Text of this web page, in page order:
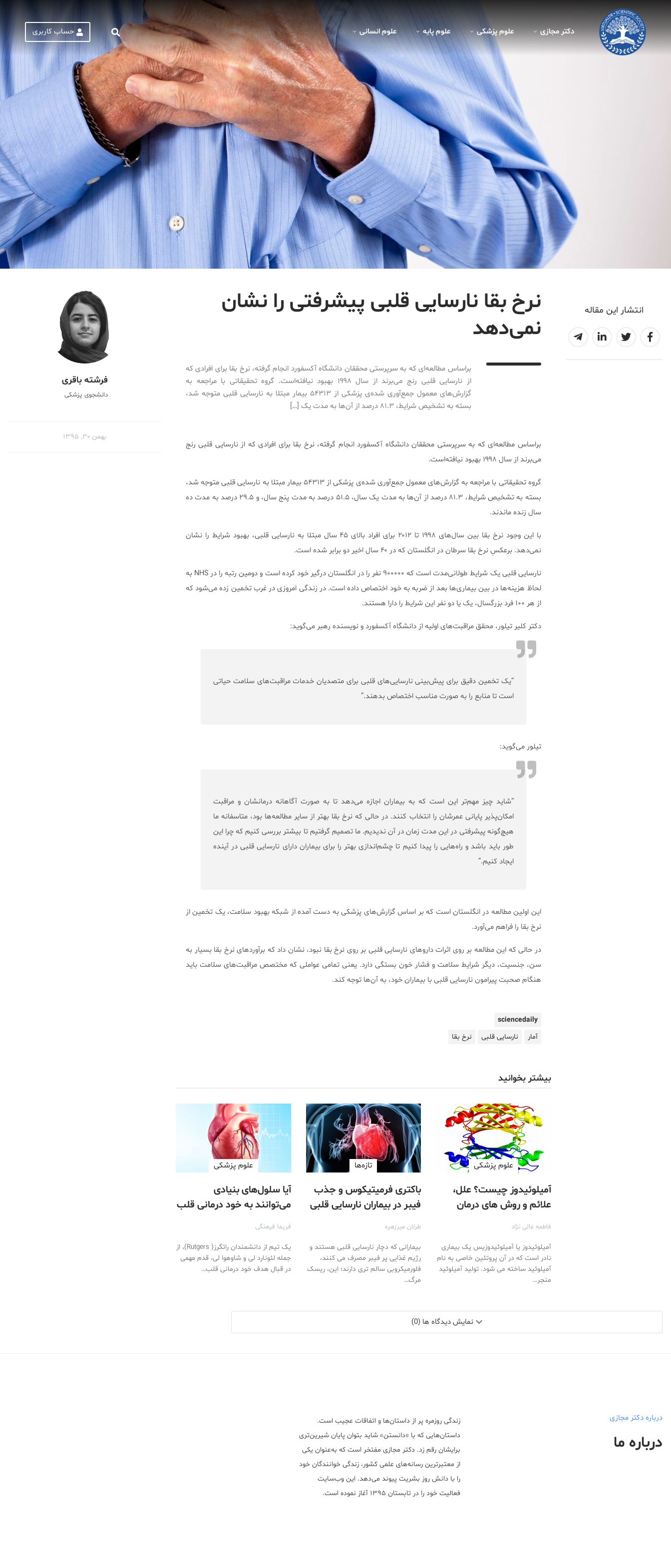
دکتر مجازی علوم پزشکی علوم پايه علوم انسانی حساب کاربری
انتشار این مقاله
نرخ بقا نارسایی قلبی پیشرفتی را نشان
نمی‌دهد
2017-02-02T16:49:23+03:30براساس مطالعه‌ای که به سرپرستی محققان دانشگاه آکسفورد انجام گرفته، نرخ بقا برای افرادی که
از نارسایی قلبی رنج می‌برند از سال ۱۹۹۸ بهبود نیافته‌است. گروه تحقیقاتی با مراجعه به
گزارش‌های معمول جمع‌آوری شده‌ی پزشکی از ۵۴۳۱۳ بیمار مبتلا به نارسایی قلبی متوجه شد،
بسته به تشخیص شرایط، ۸۱.۳ درصد از آن‌ها به مدت یک […]
براساس مطالعه‌ای که به سرپرستی محققان دانشگاه آکسفورد انجام گرفته، نرخ بقا برای افرادی که از نارسایی قلبی رنج
می‌برند از سال ۱۹۹۸ بهبود نیافته‌است.
گروه تحقیقاتی با مراجعه به گزارش‌های معمول جمع‌آوری شده‌ی پزشکی از ۵۴۳۱۳ بیمار مبتلا به نارسایی قلبی متوجه شد،
بسته به تشخیص شرایط، ۸۱.۳ درصد از آن‌ها به مدت یک سال، ۵۱.۵ درصد به مدت پنج سال، و ۲۹.۵ درصد به مدت ده
سال زنده ماندند.
با این وجود نرخ بقا بین سال‌های ۱۹۹۸ تا ۲۰۱۲ برای افراد بالای ۴۵ سال مبتلا به نارسایی قلبی، بهبود شرایط را نشان
نمی‌دهد. برعکسِ نرخ بقا سرطان در انگلستان که در ۴۰ سال اخیر دو برابر شده است.
نارسایی قلبی یک شرایط طولانی‌مدت است که ۹۰۰۰۰۰ نفر را در انگلستان درگیر خود کرده است و دومین رتبه را در NHS به
لحاظ هزینه‌ها در بین بیماری‌ها بعد از ضربه به خود اختصاص داده است. در زندگی امروزی در غرب تخمین زده می‌شود که
از هر ۱۰۰ فرد بزرگسال، یک یا دو نفر این شرایط را دارا هستند.
دکتر کلیر تیلور، محقق مراقبت‌های اولیه از دانشگاه آکسفورد و نویسنده رهبر می‌گوید:
“یک تخمین دقیق برای پیش‌بینی نارسایی‌های قلبی برای متصدیان خدمات مراقبت‌های سلامت حیاتی
است تا منابع را به صورت مناسب اختصاص بدهند.”
تیلور می‌گوید:
“شاید چیز مهم‌تر این است که به بیماران اجازه می‌دهد تا به صورت آگاهانه درمانشان و مراقبت
امکان‌پذیر پایانی عمرشان را انتخاب کنند. در حالی که نرخ بقا بهتر از سایر مطالعه‌ها بود، متاسفانه ما
هیچ‌گونه پیشرفتی در این مدت زمان در آن ندیدیم. ما تصمیم گرفتیم تا بیشتر بررسی کنیم که چرا این
طور باید باشد و راه‌هایی را پیدا کنیم تا چشم‌اندازی بهتر را برای بیماران دارای نارسایی قلبی در آینده
ایجاد کنیم.”
این اولین مطالعه در انگلستان است که بر اساس گزارش‌های پزشکی به دست آمده از شبکه بهبود سلامت، یک تخمین از
نرخ بقا را فراهم می‌آورد.
در حالی که این مطالعه بر روی اثرات داروهای نارسایی قلبی بر روی نرخ بقا نبود، نشان داد که برآوردهای نرخ بقا بسیار به
سن، جنسیت، دیگر شرایط سلامت و فشار خون بستگی دارد. یعنی تمامی عواملی که مختصص مراقبت‌های سلامت باید
هنگام صحبت پیرامون نارسایی قلبی با بیماران خود، به آن‌ها توجه کند.
sciencedaily
آمار
نارسایی قلبی نرخ بقا
بیشتر بخوانید
علوم پزشكی
آمیلوئیدوز چیست؟ علل،
علائم و روش های درمان
فاطمه عالی نژاد
آمیلوئیدوز یا آمیلوئیدوزیس یک بیماری
نادر است که در آن پروتئین خاصی به نام
آمیلوئید ساخته می شود. تولید آمیلوئید
منجر…
تازه‌ها
باکتری فرمیتیکوس و جذب
فیبر در بیماران نارسایی قلبی
طرلان ميرزهره
بیمارانی که دچار نارسایی قلبی هستند و
رژیم غذایی پر فیبر مصرف می کنند،
فلورمیکروبی سالم تری دارند؛ این، ریسک
مرگ…
علوم پزشكی
آیا سلول‌های بنیادی
می‌توانند به خود درمانی قلب
بیمار کمک کنند؟ محققان به
یافته‌اند
فریما فرهنگی
یک تیم از دانشمندان راتگرز( Rutgers)، از
جمله لئونارد لی و شاوهوا لی، قدم مهمی
در قبال هدف خود درمانی قلب…
فرشته باقری
دانشجوی پزشکی
بهمن ۳۰, ۱۳۹۵
نمایش دیدگاه ها (0)
درباره دکتر مجازی
درباره ما
زندگی روزمره پر از داستان‌ها و اتفاقات عجیب است.
داستان‌هایی که با «دانستن» شاید بتوان پایان شیرین‌تری
برایشان رقم زد. دکتر مجازی مفتخر است که به‌عنوان یکی
از معتبر‌ترین رسانه‌های علمی کشور، زندگی خوانندگان خود
را با دانش روز بشریت پیوند می‌دهد. این وب‌سایت
فعالیت خود را در تابستان ۱۳۹۵ آغاز نموده است.